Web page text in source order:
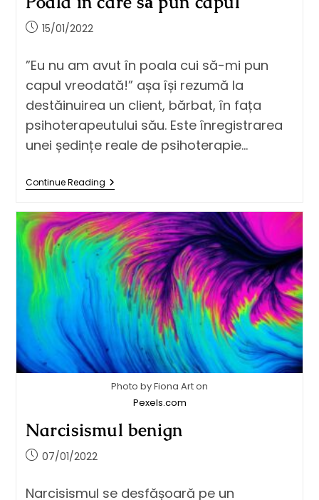
15/01/2022
”Eu nu am avut în poala cui să-mi pun
capul vreodată!” așa își rezumă la
destăinuirea un client, bărbat, în fața
psihoterapeutului său. Este înregistrarea
unei ședințe reale de psihoterapie…
Continue Reading
Photo by Fiona Art on
Pexels.com
Narcisismul benign
07/01/2022
Narcisismul se desfășoară pe un